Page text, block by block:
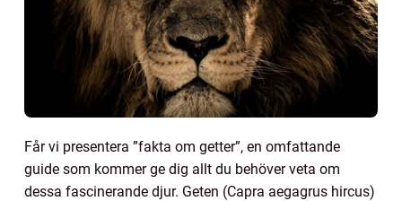
Får vi presentera ”fakta om getter”, en omfattande
guide som kommer ge dig allt du behöver veta om
dessa fascinerande djur. Geten (Capra aegagrus hircus)